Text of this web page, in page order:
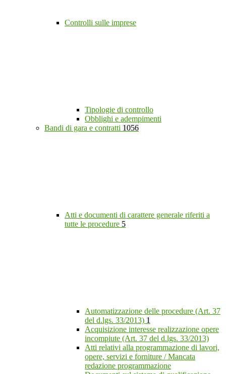
Controlli sulle imprese
Tipologie di controllo
Obblighi e adempimenti
Bandi di gara e contratti 1056
Atti e documenti di carattere generale riferiti a
tutte le procedure 5
Automatizzazione delle procedure (Art. 37
del d.lgs. 33/2013) 1
Acquisizione interesse realizzazione opere
incompiute (Art. 37 del d.lgs. 33/2013)
Atti relativi alla programmazione di lavori,
opere, servizi e forniture / Mancata
redazione programmazione